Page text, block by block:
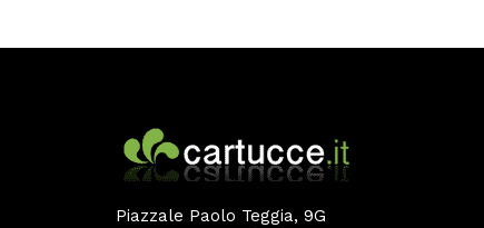
Piazzale Paolo Teggia, 9G